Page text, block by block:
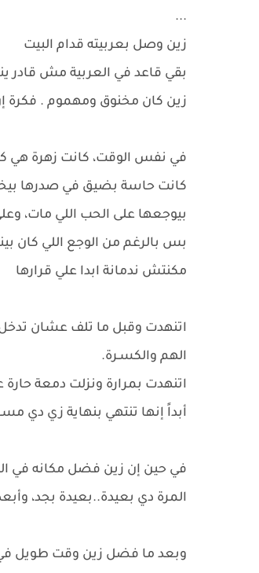
...
زين وصل بعربيته قدام البيت
بقي قاعد في العربية مش قادر
زين كان مخنوق ومهموم . فكرة
في نفس الوقت، كانت زهرة هي
كانت حاسة بضيق في صدرها
بيوجعها على الحب اللي مات،
​بس بالرغم من الوجع اللي كان
مكنتش ندمانة ابدا علي قرارها
اتنهدت وقبل ما تلف عشان تدخل
الهم والكسـرة.
​اتنهدت بمرارة ونزلت دمعة
أبداً إنها تنتهي بنهاية زي دي
في حين إن زين فضل مكانه في
المرة دي بعيدة..بعيدة بجد،
وبعد ما فضل زين وقت طويل في